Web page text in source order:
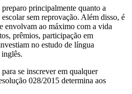
principalmente quanto a
sem reprovação. Além disso, é
envolvam ao máximo com a vida
prêmios, participação em
no estudo de língua
se inscrever em qualquer
028/2015 determina aos